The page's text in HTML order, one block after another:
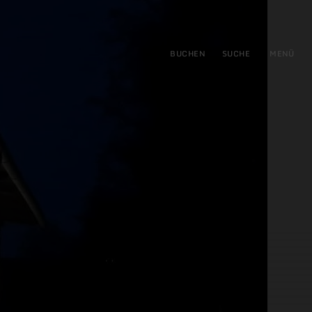
BUCHEN SUCHE MENÜ